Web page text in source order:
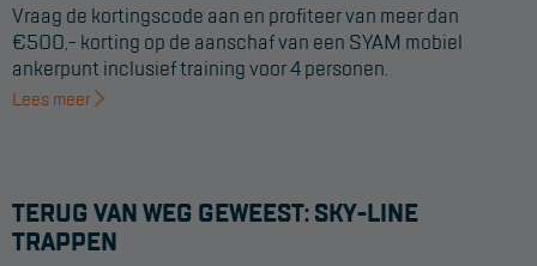
Vraag de kortingscode aan en profiteer van meer dan
€500,- korting op de aanschaf van een SYAM mobiel
ankerpunt inclusief training voor 4 personen.
Lees meer
TERUG VAN WEG GEWEEST: SKY-LINE
TRAPPEN